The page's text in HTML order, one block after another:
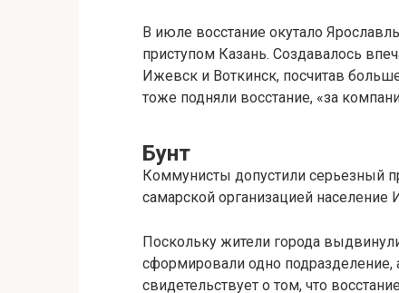
В июле восстание окутало
приступом Казань. Создавалось
Ижевск и Воткинск, посчитав
тоже подняли восстание, «за
Бунт
Коммунисты допустили серьезный
самарской организацией население
Поскольку жители города
сформировали одно
свидетельствует о том, что